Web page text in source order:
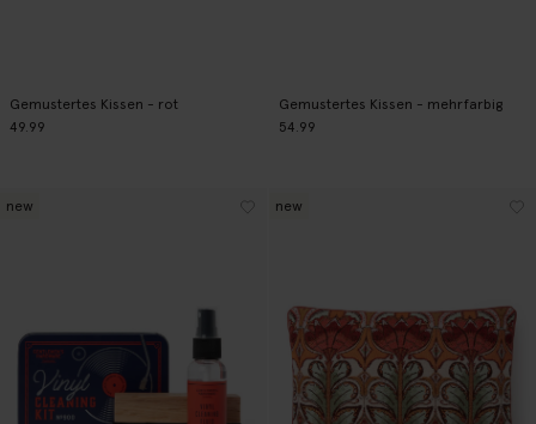
Gemustertes Kissen - rot
49.99
Gemustertes Kissen - mehrfarbig
54.99
new new